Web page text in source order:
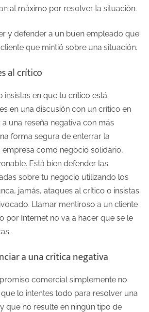
al máximo por resolver la situación.
y defender a un buen empleado que
que mintió sobre una situación.
al crítico
insistas en que tu crítico está
en una discusión con un crítico en
a una reseña negativa con más
forma segura de enterrar la
como negocio solidario,
Está bien defender las
sobre tu negocio utilizando los
jamás, ataques al crítico o insistas
Llamar mentiroso a un cliente
por Internet no va a hacer que se le
a una crítica negativa
comercial simplemente no
lo intentes todo para resolver una
que no resulte en ningún tipo de